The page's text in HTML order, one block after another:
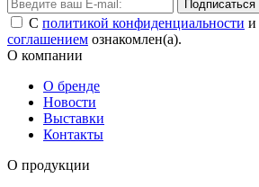
Подписаться
С политикой конфиденциальности и
соглашением ознакомлен(а).
О компании
О бренде
Новости
Выставки
Контакты
О продукции